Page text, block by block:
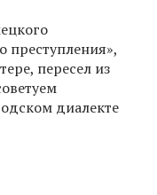
преступления»,
пересел из
диалекте